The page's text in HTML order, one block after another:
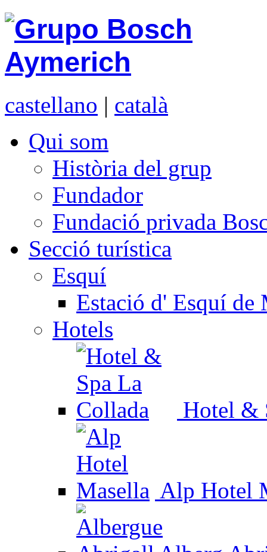
castellano | català
Qui som
Història del grup
Fundador
Fundació privada
Secció turística
Esquí
Estació d' Esquí de
Hotels
Hotel &
Alp Hotel